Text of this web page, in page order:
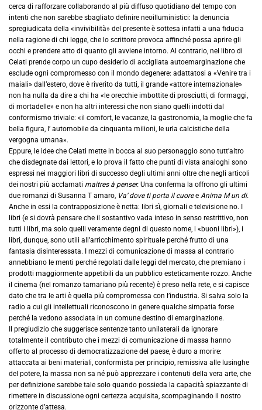
cerca di rafforzare collaborando al più diffuso quotidiano del tempo con
intenti che non sarebbe sbagliato definire neoilluministici: la denuncia
spregiudicata della «invivibilità» del presente è sottesa infatti a una fiducia
nella ragione di chi legge, che lo scrittore provoca affinché possa aprire gli
occhi e prendere atto di quanto gli avviene intorno. Al contrario, nel libro di
Celati prende corpo un cupo desiderio di accigliata autoemarginazione che
esclude ogni compromesso con il mondo degenere: adattatosi a «Venire tra i
maiali» dall’estero, dove è riverito da tutti, il grande «attore internazionale»
non ha nulla da dire a chi ha «le orecchie imbottite di prosciutti, di formaggi,
di mortadelle» e non ha altri interessi che non siano quelli indotti dal
conformismo triviale: «il comfort, le vacanze, la gastronomia, la moglie che fa
bella figura, l’ automobile da cinquanta milioni, le urla calcistiche della
vergogna umana».
Eppure, le idee che Celati mette in bocca al suo personaggio sono tutt’altro
che disdegnate dai lettori, e lo prova il fatto che punti di vista analoghi sono
espressi nei maggiori libri di successo degli ultimi anni oltre che negli articoli
dei nostri più acclamati maitres à penser. Una conferma la offrono gli ultimi
due romanzi di Susanna T amaro, Va’ dove ti porta il cuoree Anima M un di.
Anche in essi la contrapposizione è netta: libri sì, giornali e televisione no. I
libri (e si dovrà pensare che il sostantivo vada inteso in senso restrittivo, non
tutti i libri, ma solo quelli veramente degni di questo nome, i «buoni libri»), i
libri, dunque, sono utili all’arricchimento spirituale perché frutto di una
fantasia disinteressata. I mezzi di comunicazione di massa al contrario
annebbiano le menti perché regolati dalle leggi del mercato, che premiano i
prodotti maggiormente appetibili da un pubblico esteticamente rozzo. Anche
il cinema (nel romanzo tamariano più recente) è preso nella rete, e si capisce
dato che tra le arti è quella più compromessa con l’industria. Si salva solo la
radio a cui gli intellettuali riconoscono in genere qualche simpatia forse
perché la vedono associata in un comune destino di emarginazione.
Il pregiudizio che suggerisce sentenze tanto unilaterali da ignorare
totalmente il contributo che i mezzi di comunicazione di massa hanno
offerto al processo di democratizzazione del paese, è duro a morire:
attaccata ai beni materiali, conformista per principio, remissiva alle lusinghe
del potere, la massa non sa né può apprezzare i contenuti della vera arte, che
per definizione sarebbe tale solo quando possieda la capacità spiazzante di
rimettere in discussione ogni certezza acquisita, scompaginando il nostro
orizzonte d’attesa.